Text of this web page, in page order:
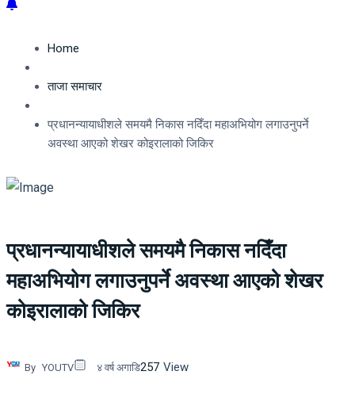
Home
ताजा समाचार
प्रधानन्यायाधीशले समयमै निकास नदिँदा महाअभियोग लगाउनुपर्ने
अवस्था आएको शेखर कोइरालाको जिकिर
प्रधानन्यायाधीशले समयमै निकास नदिँदा
महाअभियोग लगाउनुपर्ने अवस्था आएको शेखर
कोइरालाको जिकिर
By YOUTV ४ वर्ष अगाडि257 View